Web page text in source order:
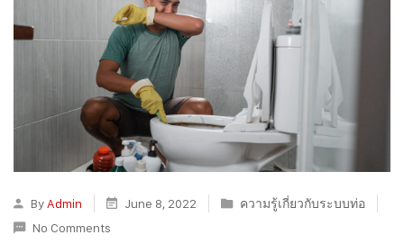
By Admin June 8, 2022
ความรู้เกี่ยวกับระบบท่อ
No Comments